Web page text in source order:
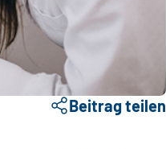
Beitrag teilen